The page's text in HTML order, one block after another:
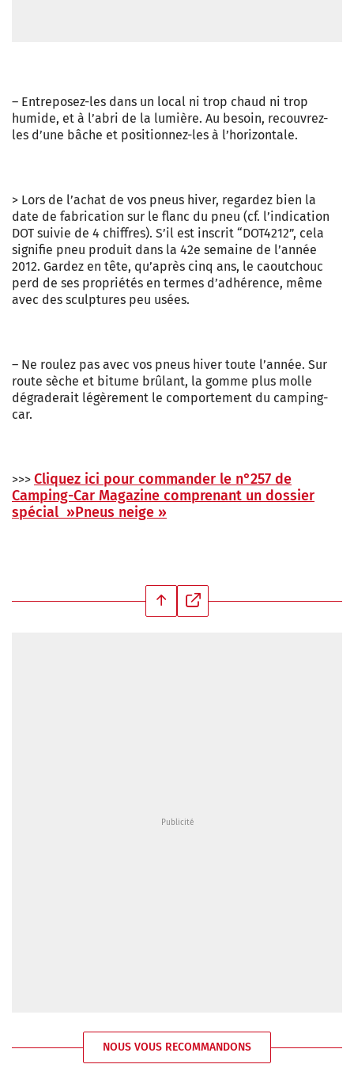
– Entreposez-les dans un local ni trop chaud ni trop
humide, et à l’abri de la lumière. Au besoin, recouvrez-
les d’une bâche et positionnez-les à l’horizontale.
> Lors de l’achat de vos pneus hiver, regardez bien la
date de fabrication sur le flanc du pneu (cf. l’indication
DOT suivie de 4 chiffres). S’il est inscrit “DOT4212”, cela
signifie pneu produit dans la 42e semaine de l’année
2012. Gardez en tête, qu’après cinq ans, le caoutchouc
perd de ses propriétés en termes d’adhérence, même
avec des sculptures peu usées.
– Ne roulez pas avec vos pneus hiver toute l’année. Sur
route sèche et bitume brûlant, la gomme plus molle
dégraderait légèrement le comportement du camping-
car.
>>> Cliquez ici pour commander le n°257 de
Camping-Car Magazine comprenant un dossier
spécial »Pneus neige »
NOUS VOUS RECOMMANDONS